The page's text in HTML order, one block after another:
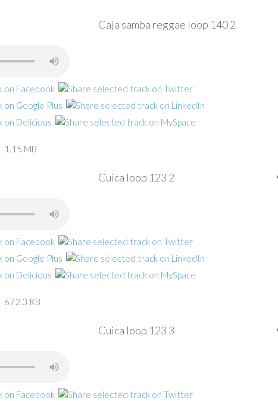
Caja samba reggae loop 140 2
1.15 MB
Cuica loop 123 2
672.3 KB
Cuica loop 123 3